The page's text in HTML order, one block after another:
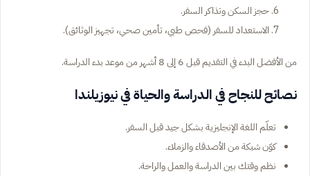
حجز السكن وتذاكر السفر.
الاستعداد للسفر (فحص طبي، تأمين صحي، تجهيز الوثائق).
من الأفضل البدء في التقديم قبل 6 إلى 8 أشهر من موعد بدء الدراسة.
نصائح للنجاح في الدراسة والحياة في نيوزيلندا
تعلّم اللغة الإنجليزية بشكل جيد قبل السفر.
كوّن شبكة من الأصدقاء والزملاء.
نظم وقتك بين الدراسة والعمل والراحة.